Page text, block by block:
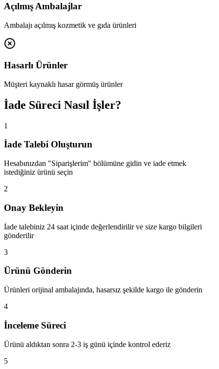
Açılmış Ambalajlar
Ambalajı açılmış kozmetik ve gıda ürünleri
Hasarlı Ürünler
Müşteri kaynaklı hasar görmüş ürünler
İade Süreci Nasıl İşler?
1
İade Talebi Oluşturun
Hesabınızdan "Siparişlerim" bölümüne gidin ve iade etmek
istediğiniz ürünü seçin
2
Onay Bekleyin
İade talebiniz 24 saat içinde değerlendirilir ve size kargo bilgileri
gönderilir
3
Ürünü Gönderin
Ürünleri orijinal ambalajında, hasarsız şekilde kargo ile gönderin
4
İnceleme Süreci
Ürünü aldıktan sonra 2-3 iş günü içinde kontrol ederiz
5